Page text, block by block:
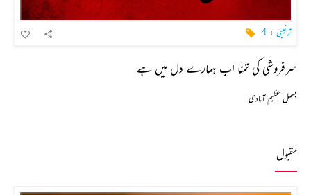
ترغیبی+
4
سرفروشی کی تمنا اب ہمارے دل میں ہے
بسمل عظیم آبادی
مقبول